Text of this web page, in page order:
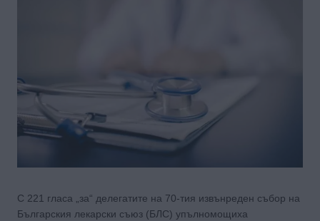
С 221 гласа „за“ делегатите на 70-тия извънреден събор на
Българския лекарски съюз (БЛС) упълномощиха